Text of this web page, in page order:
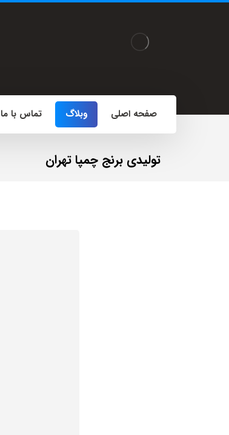
صفحه اصلی وبلاگ تماس با ما
تولیدی برنج چمپا تهران